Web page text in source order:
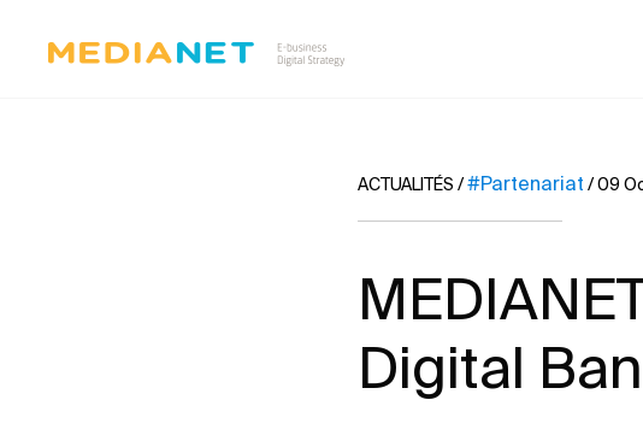
ACTUALITÉS /#Partenariat /09
Digital